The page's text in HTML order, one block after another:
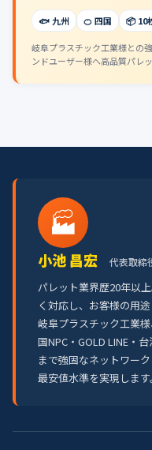
🐟 九州 🍊 四国 📦 10
岐阜プラスチック工業様との
ンドユーザー様へ高品質パレ
🏭
小池 昌宏 代表取締
パレット業界歴20年以
く対応し、お客様の用
岐阜プラスチック工業
国NPC・GOLD LINE・
まで強固なネットワー
最安値水準を実現します。